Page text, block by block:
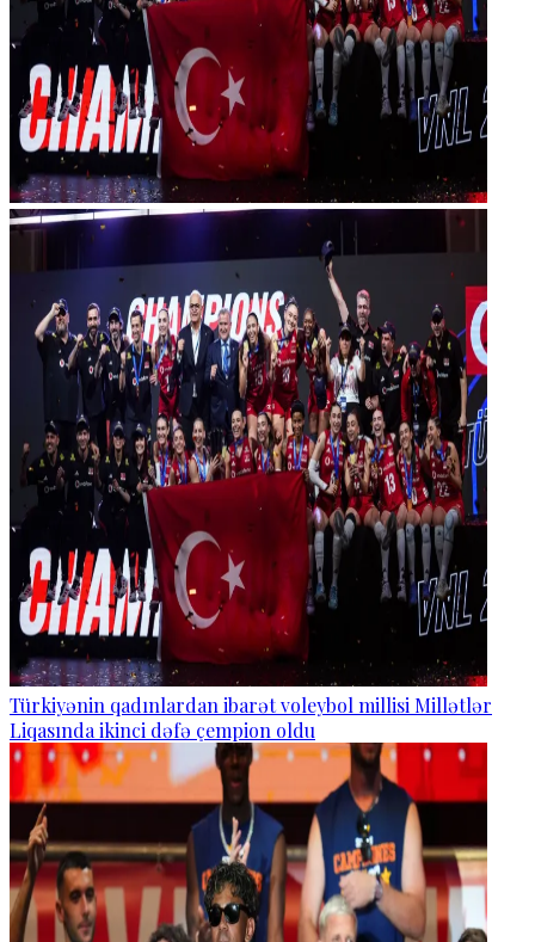
Türkiyənin qadınlardan ibarət voleybol millisi Millətlər
Liqasında ikinci dəfə çempion oldu